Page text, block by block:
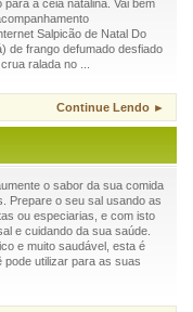
a ceia natalina. Vai bem
Salpicão de Natal Do
frango defumado desfiado
ralada no ...
Continue Lendo ►
o sabor da sua comida
Prepare o seu sal usando as
ou especiarias, e com isto
e cuidando da sua saúde.
e muito saudável, esta é
pode utilizar para as suas